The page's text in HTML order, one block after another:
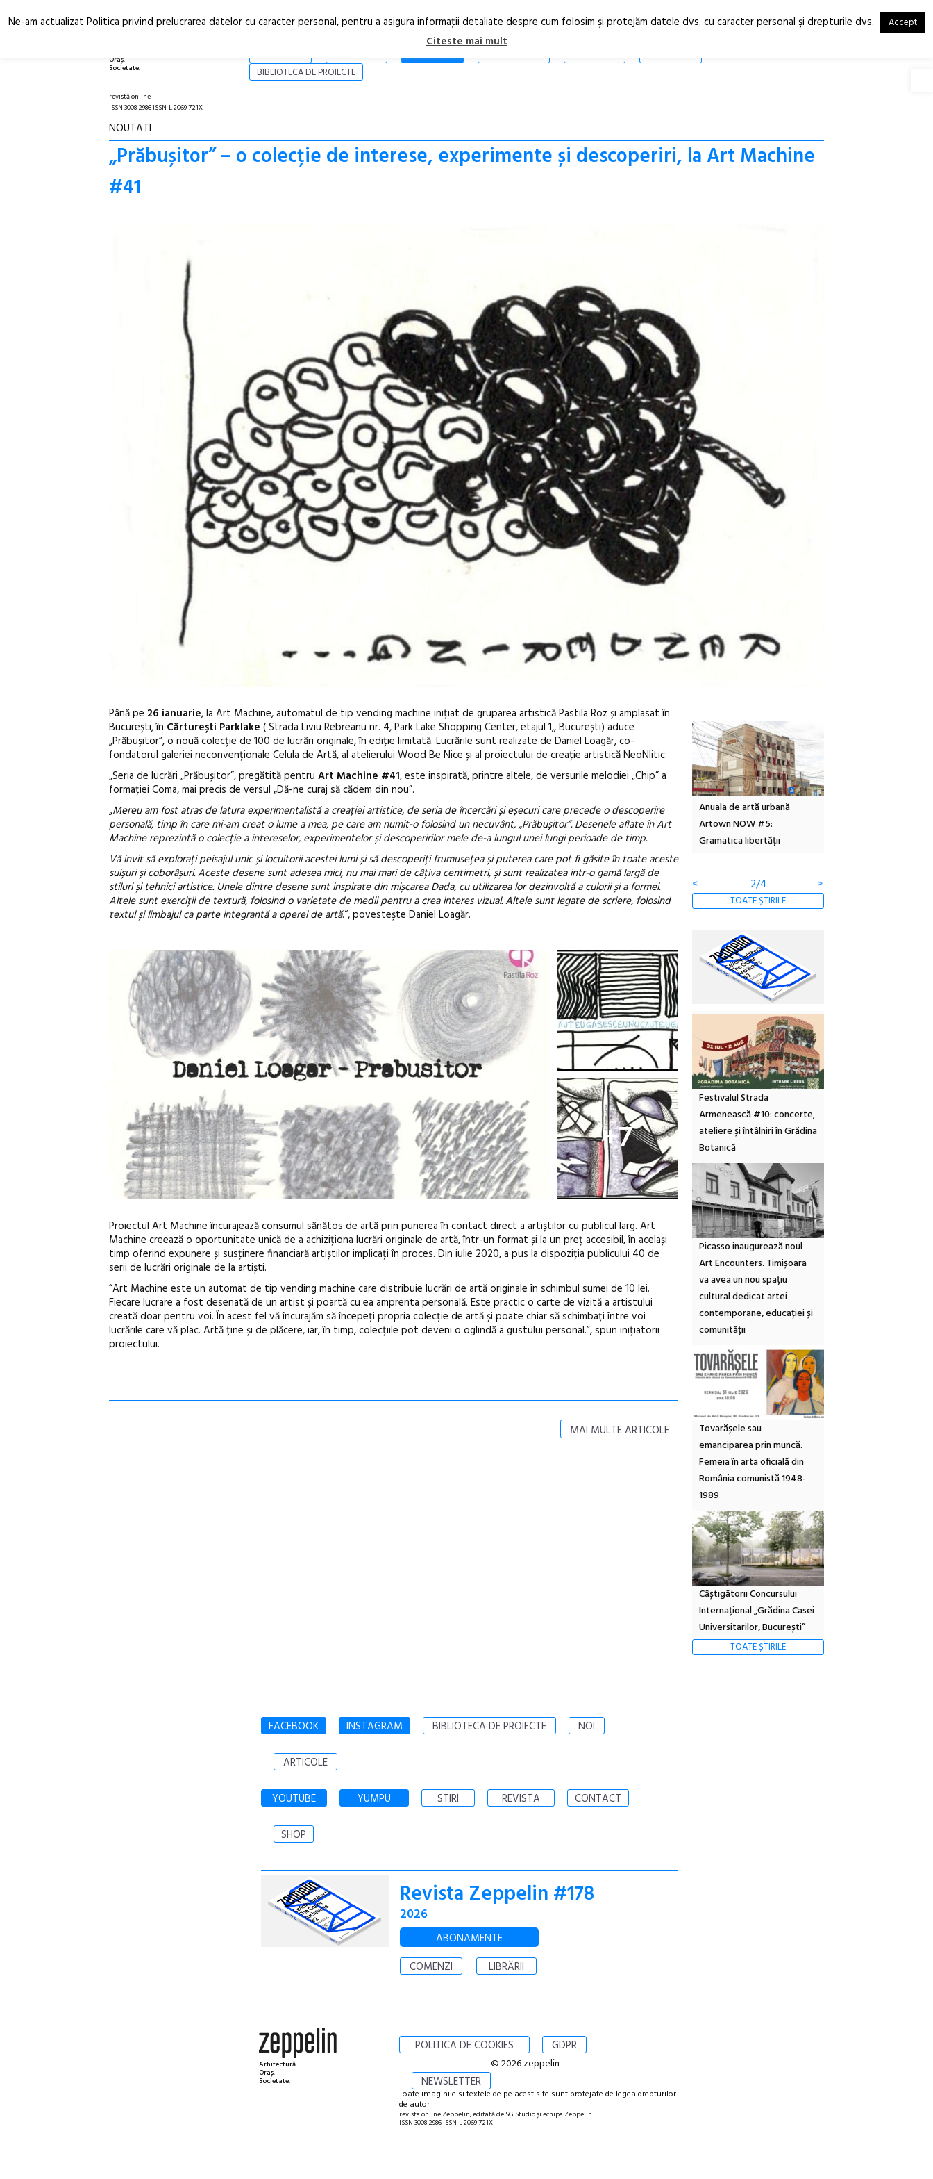
Oraș.
Societate.
RO
EN
STIRI
BIBLIOTECA DE PROIECTE
revistă online
ISSN 3008-2986 ISSN-L 2069-721X
NOUTATI
„Prăbușitor” – o colecție de interese, experimente și descoperiri, la Art Machine
#41
Până pe 26 ianuarie, la Art Machine, automatul de tip vending machine inițiat de gruparea artistică Pastila Roz și amplasat în
București, în Cărturești Parklake ( Strada Liviu Rebreanu nr. 4, Park Lake Shopping Center, etajul 1,, București) aduce
„Prăbușitor”, o nouă colecție de 100 de lucrări originale, în ediție limitată. Lucrările sunt realizate de Daniel Loagăr, co-
fondatorul galeriei neconvenționale Celula de Artă, al atelierului Wood Be Nice și al proiectului de creație artistică NeoNlitic.
„Seria de lucrări „Prăbușitor”, pregătită pentru Art Machine #41, este inspirată, printre altele, de versurile melodiei „Chip” a
formației Coma, mai precis de versul „Dă-ne curaj să cădem din nou”.
„Mereu am fost atras de latura experimentalistă a creației artistice, de seria de încercări și eșecuri care precede o descoperire
personală, timp în care mi-am creat o lume a mea, pe care am numit-o folosind un necuvânt, „Prăbușitor”. Desenele aflate în Art
Machine reprezintă o colecție a intereselor, experimentelor și descoperirilor mele de-a lungul unei lungi perioade de timp.
Vă invit să explorați peisajul unic și locuitorii acestei lumi și să descoperiți frumusețea și puterea care pot fi găsite în toate aceste
suișuri și coborâșuri. Aceste desene sunt adesea mici, nu mai mari de câțiva centimetri, și sunt realizatea intr-o gamă largă de
stiluri și tehnici artistice. Unele dintre desene sunt inspirate din mișcarea Dada, cu utilizarea lor dezinvoltă a culorii și a formei.
Altele sunt exerciții de textură, folosind o varietate de medii pentru a crea interes vizual. Altele sunt legate de scriere, folosind
textul și limbajul ca parte integrantă a operei de artă.“, povestește Daniel Loagăr.
+7
Proiectul Art Machine încurajează consumul sănătos de artă prin punerea în contact direct a artiștilor cu publicul larg. Art
Machine creează o oportunitate unică de a achiziționa lucrări originale de artă, într-un format și la un preț accesibil, în același
timp oferind expunere și susținere financiară artiștilor implicați în proces. Din iulie 2020, a pus la dispoziția publicului 40 de
serii de lucrări originale de la artiști.
“Art Machine este un automat de tip vending machine care distribuie lucrări de artă originale în schimbul sumei de 10 lei.
Fiecare lucrare a fost desenată de un artist și poartă cu ea amprenta personală. Este practic o carte de vizită a artistului
creată doar pentru voi. În acest fel vă încurajăm să începeți propria colecție de artă și poate chiar să schimbați între voi
lucrările care vă plac. Artă ține și de plăcere, iar, în timp, colecțiile pot deveni o oglindă a gustului personal.”, spun inițiatorii
proiectului.
MAI MULTE ARTICOLE
Open Call – Local Design
Awards 2026
Anuala de artă urbană
Artown NOW #5:
Gramatica libertății
< 2/4 >
TOATE ȘTIRILE
Festivalul Strada
Armenească #10: concerte,
ateliere și întâlniri în Grădina
Botanică
Picasso inaugurează noul
Art Encounters. Timișoara
va avea un nou spațiu
cultural dedicat artei
contemporane, educației și
comunității
Tovarășele sau
emanciparea prin muncă.
Femeia în arta oficială din
România comunistă 1948-
1989
Câștigătorii Concursului
Internațional „Grădina Casei
Universitarilor, București”
TOATE ȘTIRILE
FACEBOOK INSTAGRAM BIBLIOTECA DE PROIECTE NOI
ARTICOLE
YOUTUBE YUMPU STIRI REVISTA CONTACT
SHOP
Revista Zeppelin #178
2026
ABONAMENTE
COMENZI
LIBRĂRII
Arhitectură.
Oraș.
Societate.
POLITICA DE COOKIES GDPR
NEWSLETTER
© 2026 zeppelin
Toate imaginile si textele de pe acest site sunt protejate de legea drepturilor
de autor
revista online Zeppelin, editată de SG Studio și echipa Zeppelin
ISSN 3008-2986 ISSN-L 2069-721X
Ne-am actualizat Politica privind prelucrarea datelor cu caracter personal, pentru a asigura informaţii detaliate despre cum folosim şi protejăm datele dvs. cu caracter personal şi drepturile dvs. Accept
Citeste mai mult